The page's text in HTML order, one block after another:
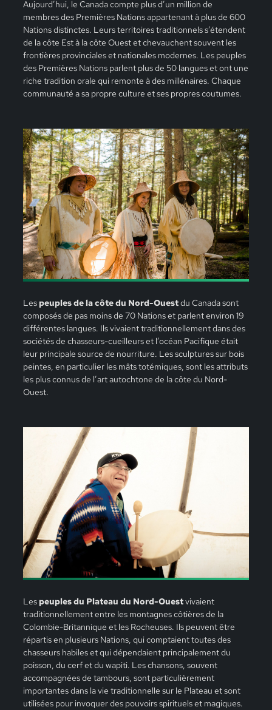
Aujourd’hui, le Canada compte plus d’un million de
membres des Premières Nations appartenant à plus de 600
Nations distinctes. Leurs territoires traditionnels s’étendent
de la côte Est à la côte Ouest et chevauchent souvent les
frontières provinciales et nationales modernes. Les peuples
des Premières Nations parlent plus de 50 langues et ont une
riche tradition orale qui remonte à des millénaires. Chaque
communauté a sa propre culture et ses propres coutumes.
Lespeuples de la côte du Nord-Ouestdu Canada sont
composés de pas moins de 70 Nations et parlent environ 19
différentes langues. Ils vivaient traditionnellement dans des
sociétés de chasseurs-cueilleurs et l’océan Pacifique était
leur principale source de nourriture. Les sculptures sur bois
peintes, en particulier les mâts totémiques, sont les attributs
les plus connus de l’art autochtone de la côte du Nord-
Ouest.
Lespeuples du Plateau du Nord-Ouestvivaient
traditionnellement entre les montagnes côtières de la
Colombie-Britannique et les Rocheuses. Ils peuvent être
répartis en plusieurs Nations, qui comptaient toutes des
chasseurs habiles et qui dépendaient principalement du
poisson, du cerf et du wapiti. Les chansons, souvent
accompagnées de tambours, sont particulièrement
importantes dans la vie traditionnelle sur le Plateau et sont
utilisées pour invoquer des pouvoirs spirituels et magiques.